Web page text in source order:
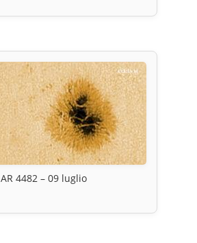
AR 4482 – 09 luglio